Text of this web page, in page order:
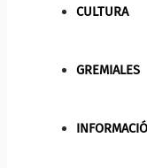
CULTURA
GREMIALES